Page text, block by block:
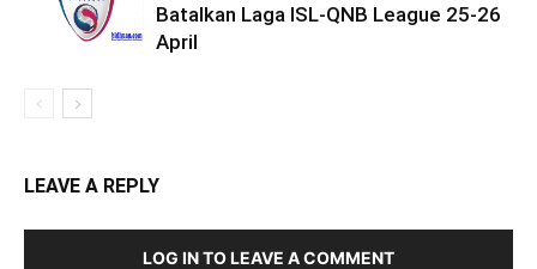
Batalkan Laga ISL-QNB League 25-26
April
LEAVE A REPLY
LOG IN TO LEAVE A COMMENT